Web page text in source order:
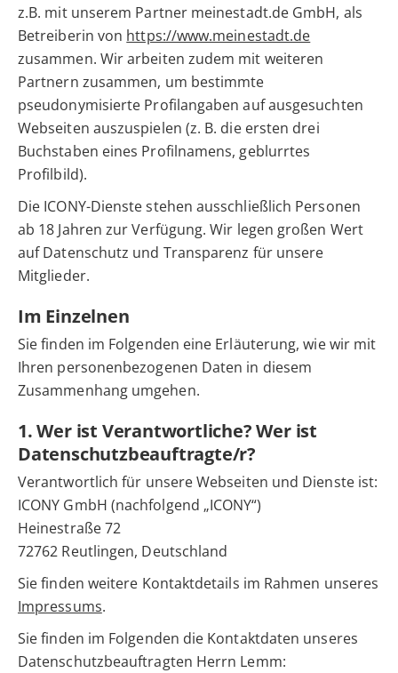
z.B. mit unserem Partner meinestadt.de GmbH, als
Betreiberin von https://www.meinestadt.de
zusammen. Wir arbeiten zudem mit weiteren
Partnern zusammen, um bestimmte
pseudonymisierte Profilangaben auf ausgesuchten
Webseiten auszuspielen (z. B. die ersten drei
Buchstaben eines Profilnamens, geblurrtes
Profilbild).
Die ICONY-Dienste stehen ausschließlich Personen
ab 18 Jahren zur Verfügung. Wir legen großen Wert
auf Datenschutz und Transparenz für unsere
Mitglieder.
Im Einzelnen
Sie finden im Folgenden eine Erläuterung, wie wir mit
Ihren personenbezogenen Daten in diesem
Zusammenhang umgehen.
1. Wer ist Verantwortliche? Wer ist
Datenschutzbeauftragte/r?
Verantwortlich für unsere Webseiten und Dienste ist:
ICONY GmbH (nachfolgend „ICONY“)
Heinestraße 72
72762 Reutlingen, Deutschland
Sie finden weitere Kontaktdetails im Rahmen unseres
Impressums.
Sie finden im Folgenden die Kontaktdaten unseres
Datenschutzbeauftragten Herrn Lemm: